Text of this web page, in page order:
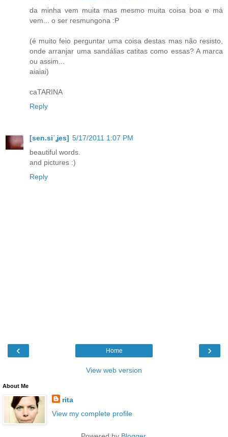
da minha vem muita mas mesmo muita coisa boa e má
vem... o ser resmungona :P
(é muito feio perguntar uma coisa destas mas não resisto,
onde arranjar uma sandálias catitas como essas? A marca
ou assim...
aiaiai)
caTARINA
Reply
[sen.siˈʝes] 5/17/2011 1:07 PM
beautiful words.
and pictures :)
Reply
‹ ›
Home
View web version
About Me
rita
View my complete profile